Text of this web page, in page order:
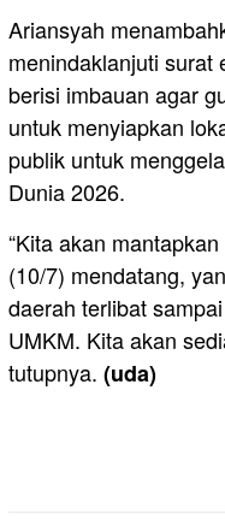
Ariansyah
menindaklanjuti surat
berisi imbauan agar
untuk menyiapkan
publik untuk
Dunia 2026.
“Kita akan
(10/7) mendatang,
daerah terlibat
UMKM. Kita akan
tutupnya. (uda)